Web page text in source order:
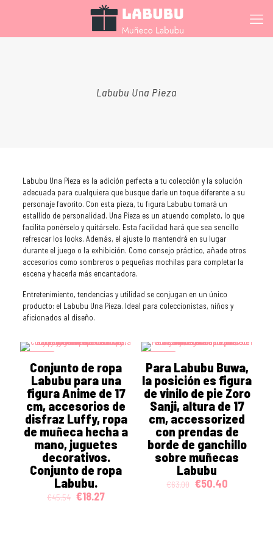
Labubu Una Pieza
Labubu Una Pieza es la adición perfecta a tu colección y la solución
adecuada para cualquiera que busque darle un toque diferente a su
personaje favorito. Con esta pieza, tu figura Labubu tomará un
estallido de personalidad. Una Pieza es un atuendo completo, lo que
facilita ponérselo y quitárselo. Esta facilidad hará que sea sencillo
refrescar los looks. Además, el ajuste lo mantendrá en su lugar
durante el juego o la exhibición. Como consejo práctico, añade otros
accesorios como sombreros o pequeñas mochilas para completar la
escena y hacerla más encantadora.
Entretenimiento, tendencias y utilidad se conjugan en un único
producto: el Labubu Una Pieza. Ideal para coleccionistas, niños y
aficionados al diseño.
Conjunto de ropa
Labubu para una
figura Anime de 17
cm, accesorios de
disfraz Luffy, ropa
de muñeca hecha a
mano, juguetes
decorativos.
Conjunto de ropa
Labubu.
€45.54 Original
€18.27Current
Para Labubu Buwa,
la posición es figura
de vinilo de pie Zoro
Sanji, altura de 17
cm, accessorized
con prendas de
borde de ganchillo
sobre muñecas
Labubu
€63.00 Original
€50.40Current